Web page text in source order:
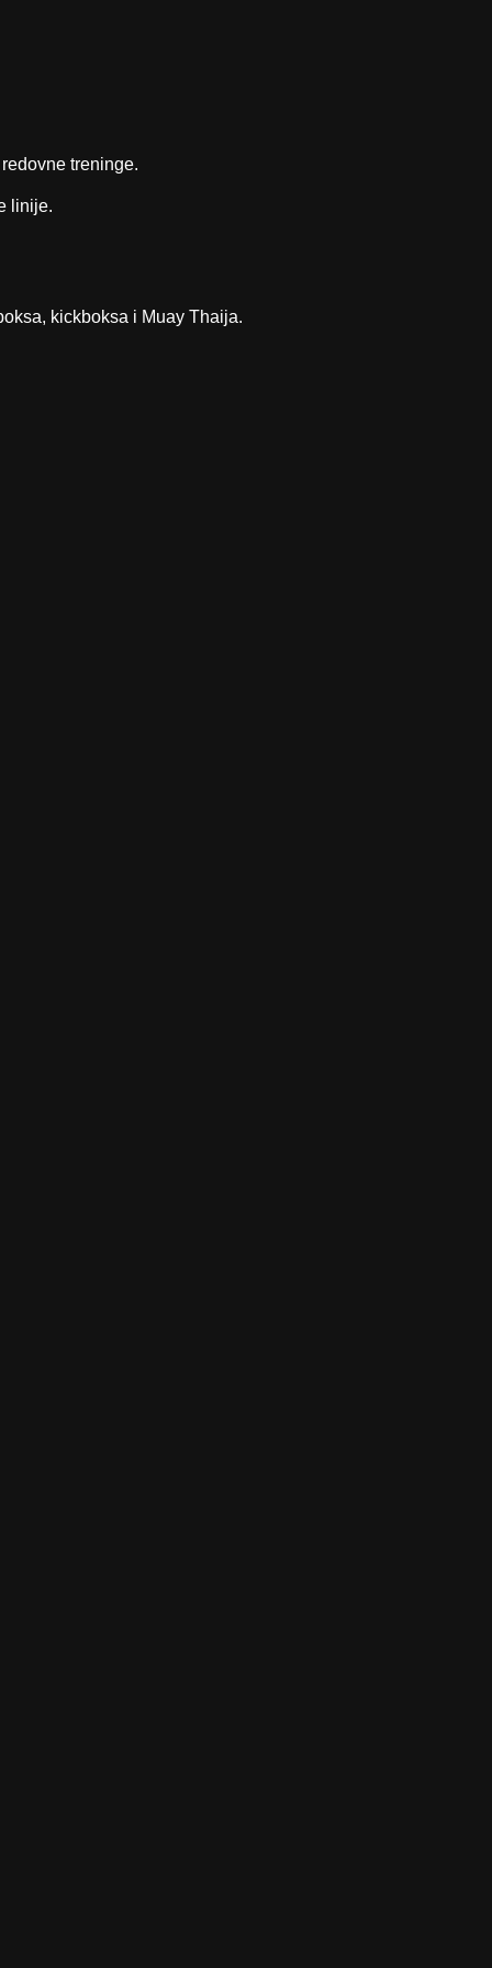
treninge.
linije.
kickboksa i Muay Thaija.